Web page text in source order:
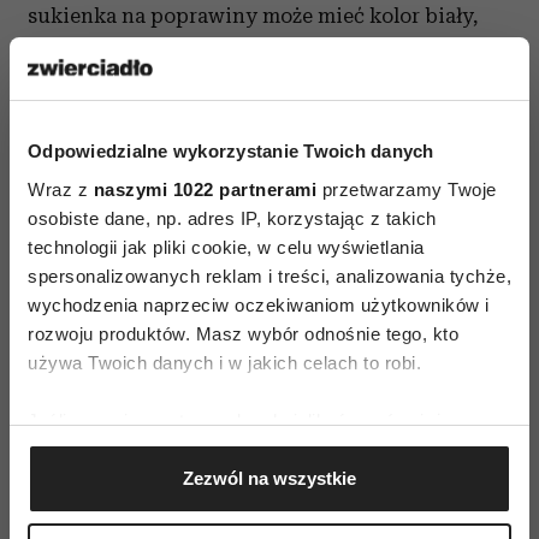
Odpowiedzialne wykorzystanie Twoich danych
Wraz z naszymi 1022 partnerami przetwarzamy Twoje
osobiste dane, np. adres IP, korzystając z takich
technologii jak pliki cookie, w celu wyświetlania
spersonalizowanych reklam i treści, analizowania tychże,
wychodzenia naprzeciw oczekiwaniom użytkowników i
rozwoju produktów. Masz wybór odnośnie tego, kto
używa Twoich danych i w jakich celach to robi.
Jeśli wyrazisz na to zgodę, chcielibyśmy również:
Gromadzić dane dotyczące Twojej lokalizacji
geograficznej z dokładnością nawet do kilku metrów
Identyfikować Twoje urządzenie, aktywnie
Zezwól na wszystkie
sukienka na poprawiny może mieć kolor biały,
z koronkową górą, efektownym dekoltem
i rozcięciem eksponującym zgrabne nogi. Możesz
wybrać także wersję na grubszych ramiączkach
czy z odkrytymi plecami.
Boho dla niepoprawnej
romantyczki
w ogrodzie bądź ognisko w gronie znajomych
możesz włożyć romantyczną sukienkę boho.